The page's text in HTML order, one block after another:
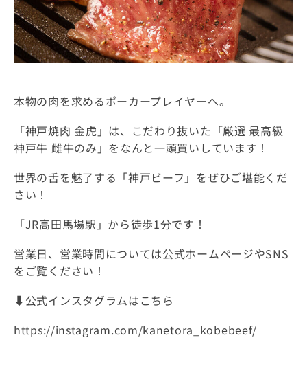
本物の肉を求めるポーカープレイヤーへ。
「神戸焼肉 金虎」は、こだわり抜いた「厳選 最高級
神戸牛 雌牛のみ」をなんと一頭買いしています！
世界の舌を魅了する「神戸ビーフ」をぜひご堪能くだ
さい！
「JR高田馬場駅」から徒歩1分です！
営業日、営業時間については公式ホームページやSNS
をご覧ください！
⬇️公式インスタグラムはこちら
https://instagram.com/kanetora_kobebeef/